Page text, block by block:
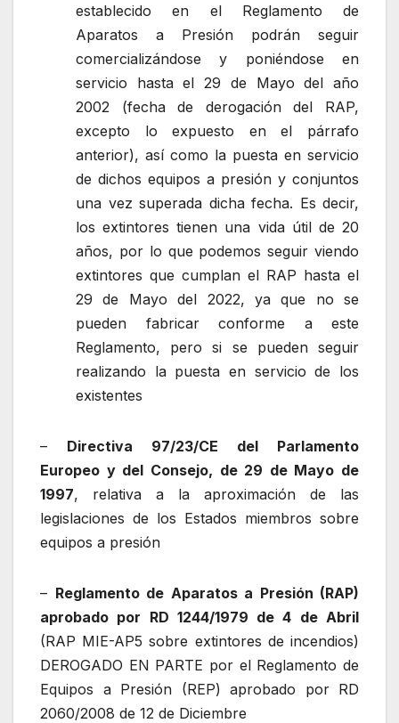
establecido en el Reglamento de
Aparatos a Presión podrán seguir
comercializándose y poniéndose en
servicio hasta el 29 de Mayo del año
2002 (fecha de derogación del RAP,
excepto lo expuesto en el párrafo
anterior), así como la puesta en servicio
de dichos equipos a presión y conjuntos
una vez superada dicha fecha. Es decir,
los extintores tienen una vida útil de 20
años, por lo que podemos seguir viendo
extintores que cumplan el RAP hasta el
29 de Mayo del 2022, ya que no se
pueden fabricar conforme a este
Reglamento, pero si se pueden seguir
realizando la puesta en servicio de los
existentes
– Directiva 97/23/CE del Parlamento
Europeo y del Consejo, de 29 de Mayo de
1997, relativa a la aproximación de las
legislaciones de los Estados miembros sobre
equipos a presión
– Reglamento de Aparatos a Presión (RAP)
aprobado por RD 1244/1979 de 4 de Abril
(RAP MIE-AP5 sobre extintores de incendios)
DEROGADO EN PARTE por el Reglamento de
Equipos a Presión (REP) aprobado por RD
2060/2008 de 12 de Diciembre